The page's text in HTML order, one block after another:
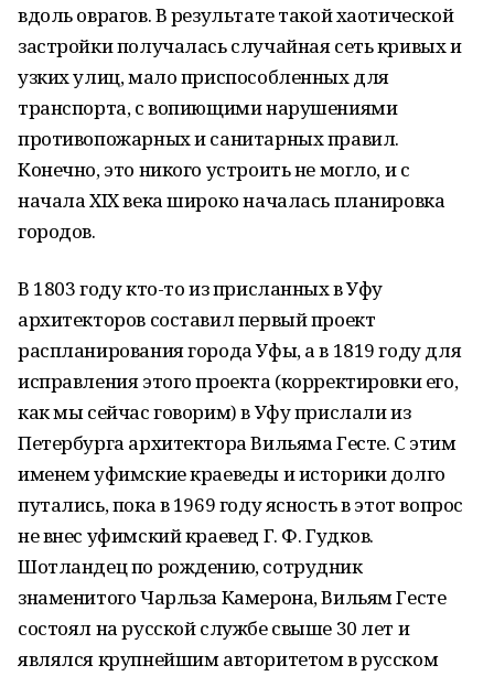
вдоль оврагов. В результате такой хаотической
застройки получалась случайная сеть кривых и
узких улиц, мало приспособленных для
транспорта, с вопиющими нарушениями
противопожарных и санитарных правил.
Конечно, это никого устроить не могло, и с
начала XIX века широко началась планировка
городов.
В 1803 году кто-то из присланных в Уфу
архитекторов составил первый проект
распланирования города Уфы, а в 1819 году для
исправления этого проекта (корректировки его,
как мы сейчас говорим) в Уфу прислали из
Петербурга архитектора Вильяма Гесте. С этим
именем уфимские краеведы и историки долго
путались, пока в 1969 году ясность в этот вопрос
не внес уфимский краевед Г. Ф. Гудков.
Шотландец по рождению, сотрудник
знаменитого Чарльза Камерона, Вильям Гесте
состоял на русской службе свыше 30 лет и
являлся крупнейшим авторитетом в русском